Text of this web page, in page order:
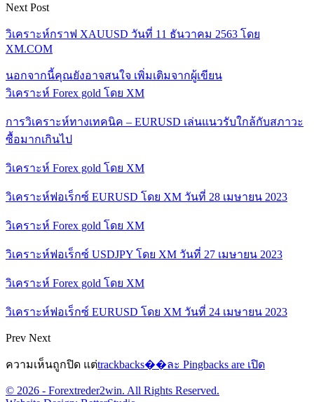
Next Post
วิเคราะห์กราฟ XAUUSD วันที่ 11 ธันวาคม 2563 โดย
XM.COM
นอกจากนี้คุณยังอาจสนใจ เพิ่มเติมจากผู้เขียน
วิเคราะห์ Forex gold โดย XM
การวิเคราะห์ทางเทคนิค – EURUSD เล่นแนวรับใกล้กับสภาวะ
ซื้อมากเกินไป
วิเคราะห์ Forex gold โดย XM
วิเคราะห์ฟอเร็กซ์ EURUSD โดย XM วันที่ 28 เมษายน 2023
วิเคราะห์ Forex gold โดย XM
วิเคราะห์ฟอเร็กซ์ USDJPY โดย XM วันที่ 27 เมษายน 2023
วิเคราะห์ Forex gold โดย XM
วิเคราะห์ฟอเร็กซ์ EURUSD โดย XM วันที่ 24 เมษายน 2023
Prev Next
ความเห็นถูกปิด แต่trackbacks��ละ Pingbacks are เปิด
© 2026 - Forextreder2win. All Rights Reserved.